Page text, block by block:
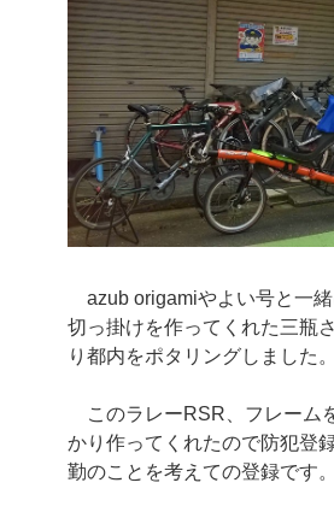
azub origamiやよい号と一
切っ掛けを作ってくれた三瓶
り都内をポタリングしました。
このラレーRSR、フレーム
かり作ってくれたので防犯登
勤のことを考えての登録です。